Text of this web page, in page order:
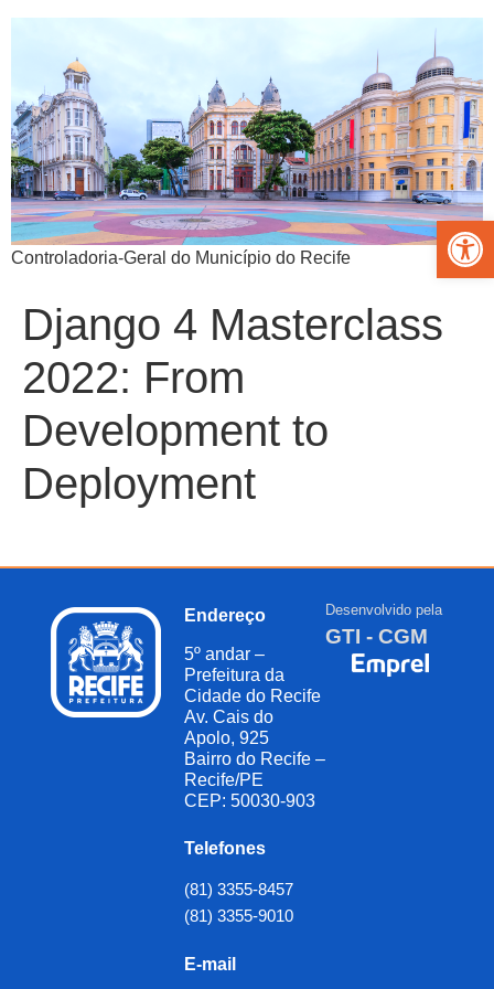
Abrir
Controladoria-Geral do Município do Recife
Django 4 Masterclass
2022: From
Development to
Deployment
Endereço
5º andar –
Prefeitura da
Cidade do Recife
Av. Cais do
Apolo, 925
Bairro do Recife –
Recife/PE
CEP: 50030-903
Telefones
(81) 3355-8457
(81) 3355-9010
E-mail
Desenvolvido pela
GTI - CGM